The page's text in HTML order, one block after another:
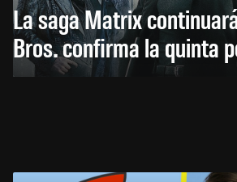
La saga Matrix
Bros. confirma la quinta